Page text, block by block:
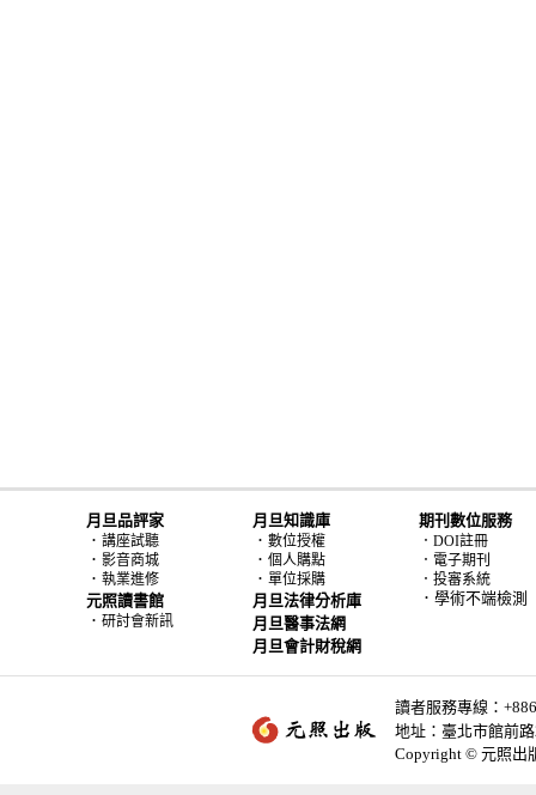
月旦品評家
． 講座試聽
． 影音商城
． 執業進修
元照讀書館
． 研討會新訊
月旦知識庫
． 數位授權
． 個人購點
． 單位採購
月旦法律分析庫
月旦醫事法網
月旦會計財稅網
期刊數位服務
．DOI註冊
．電子期刊
．投審系統
．學術不端檢測
讀者服務專線：
地址：臺北市館前
Copyright © 元照出